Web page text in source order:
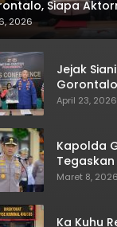
Siapa
2026
Jejak
Terkuak
April 23, 2026
Kapolda
Tegaskan
Terus
Maret 8, 2026
Ka Kuhu